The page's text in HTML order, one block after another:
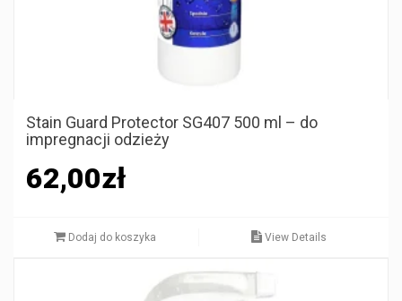
Stain Guard Protector SG407 500 ml – do
impregnacji odzieży
62,00zł
Dodaj do koszyka View Details